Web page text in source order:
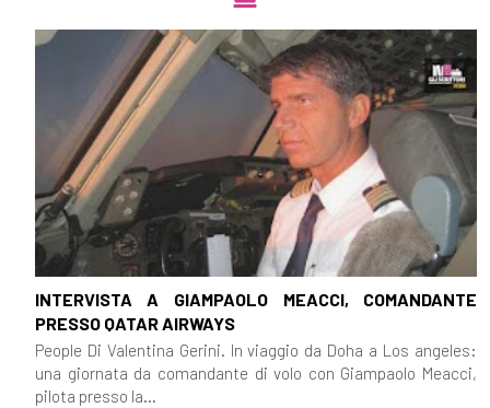
INTERVISTA A GIAMPAOLO MEACCI, COMANDANTE
PRESSO QATAR AIRWAYS
People Di Valentina Gerini. In viaggio da Doha a Los angeles:
una giornata da comandante di volo con Giampaolo Meacci,
pilota presso la...